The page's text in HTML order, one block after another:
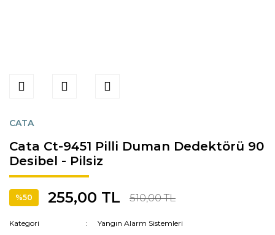
CATA
Cata Ct-9451 Pilli Duman Dedektörü 90
Desibel - Pilsiz
%50 255,00 TL 510,00 TL
Kategori
Yangın Alarm Sistemleri